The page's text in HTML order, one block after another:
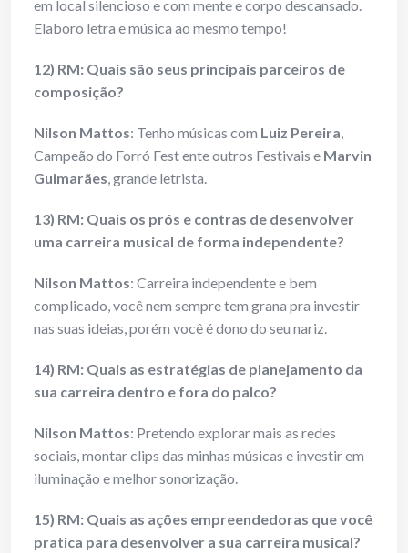
em local silencioso e com mente e corpo descansado.
Elaboro letra e música ao mesmo tempo!
12) RM: Quais são seus principais parceiros de
composição?
Nilson Mattos: Tenho músicas com Luiz Pereira,
Campeão do Forró Fest ente outros Festivais e Marvin
Guimarães, grande letrista.
13) RM: Quais os prós e contras de desenvolver
uma carreira musical de forma independente?
Nilson Mattos: Carreira independente e bem
complicado, você nem sempre tem grana pra investir
nas suas ideias, porém você é dono do seu nariz.
14) RM: Quais as estratégias de planejamento da
sua carreira dentro e fora do palco?
Nilson Mattos: Pretendo explorar mais as redes
sociais, montar clips das minhas músicas e investir em
iluminação e melhor sonorização.
15) RM: Quais as ações empreendedoras que você
pratica para desenvolver a sua carreira musical?